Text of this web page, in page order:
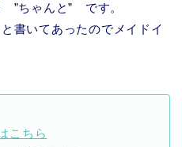
”ちゃんと” です。
書いてあったのでメイドイ
こちら